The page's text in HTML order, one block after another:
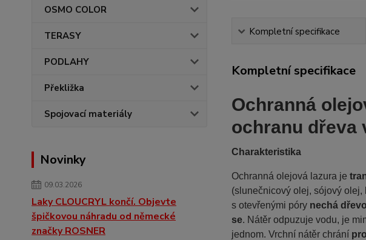
OSMO COLOR
TERASY
PODLAHY
Překližka
Spojovací materiály
Novinky
09.03.2026
Laky CLOUCRYL končí. Objevte
špičkovou náhradu od německé
značky ROSNER
Kompletní specifikace
Kompletní specifikace
Ochranná
ochranu dřeva
Charakteristika
Ochranná olejová lazura je
(slunečnicový olej, sójový
s otevřenými póry nechá
se. Nátěr odpuzuje vodu, je
jednom. Vrchní nátěr chrání